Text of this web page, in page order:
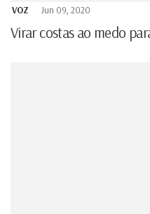
VOZ Jun 09, 2020
Virar costas ao medo